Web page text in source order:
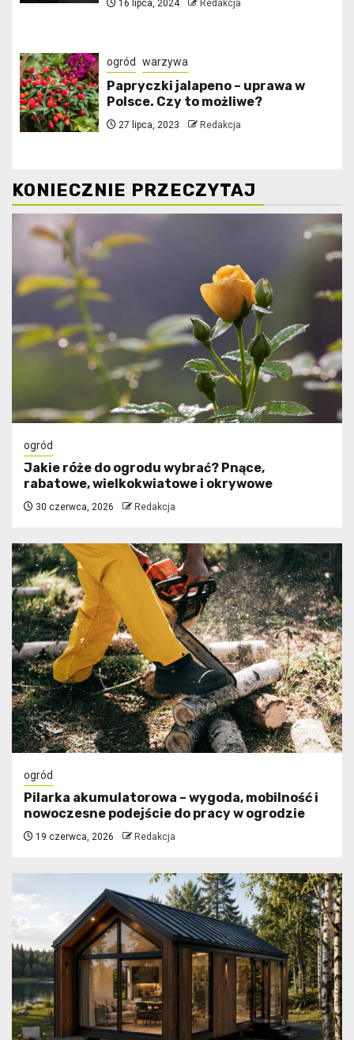
16 lipca, 2024 Redakcja
ogród warzywa
Papryczki jalapeno – uprawa w
Polsce. Czy to możliwe?
27 lipca, 2023 Redakcja
KONIECZNIE PRZECZYTAJ
ogród
Jakie róże do ogrodu wybrać? Pnące,
rabatowe, wielkokwiatowe i okrywowe
30 czerwca, 2026 Redakcja
ogród
Pilarka akumulatorowa – wygoda, mobilność i
nowoczesne podejście do pracy w ogrodzie
19 czerwca, 2026 Redakcja